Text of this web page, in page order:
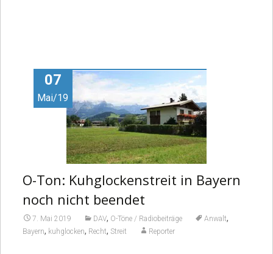
07
Mai/19
O-Ton: Kuhglockenstreit in Bayern
noch nicht beendet
7. Mai 2019 DAV, O-Töne / Radiobeiträge Anwalt,
Bayern, kuhglocken, Recht, Streit Reporter